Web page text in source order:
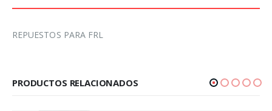
REPUESTOS PARA FRL
PRODUCTOS RELACIONADOS